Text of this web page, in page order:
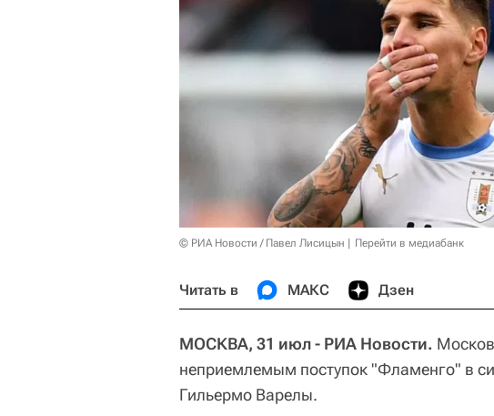
© РИА Новости / Павел Лисицын Перейти в медиабанк
Читать в МАКС Дзен
МОСКВА, 31 июл - РИА Новости.
неприемлемым поступок "Фламенго" в
Гильермо Варелы.